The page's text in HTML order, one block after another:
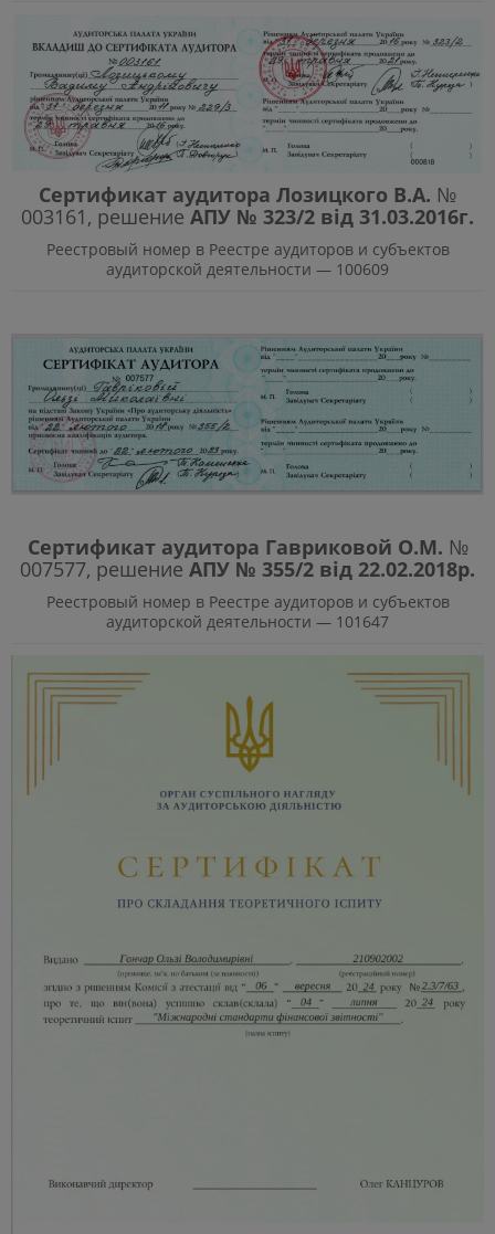
Сертификат аудитора Лозицкого В.А. №
003161, решение АПУ № 323/2 від 31.03.2016г.
Реестровый номер в Реестре аудиторов и субъектов
аудиторской деятельности — 100609
Сертификат аудитора Гавриковой О.М. №
007577, решение АПУ № 355/2 від 22.02.2018р.
Реестровый номер в Реестре аудиторов и субъектов
аудиторской деятельности — 101647